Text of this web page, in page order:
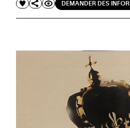
DEMANDER DES